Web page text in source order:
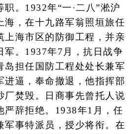
。1932年“一·二八”淞沪
海，在十九路军翁照垣旅任
上海市区的防御工程，并亲
军。1937年7月，抗日战争
岛担任国防工程处处长兼军
进逼，奉命撤退，他指挥部
厂焚毁。日商事先曾托人说
严辞拒绝。1938年1月，任
军事特派员，授少将衔。在